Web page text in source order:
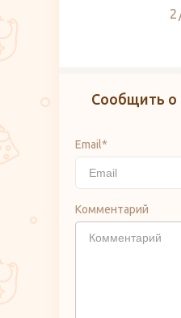
2
Сообщить о
Email*
Комментарий